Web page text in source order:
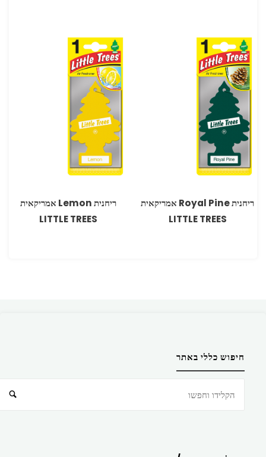
ריחנית Royal Pine אמריקאית
LITTLE TREES
ריחנית Lemon אמריקאית
LITTLE TREES
חיפוש כללי באתר